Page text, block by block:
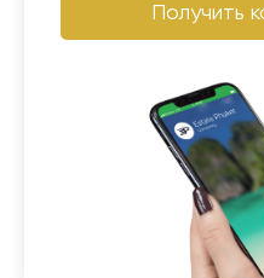
Получить